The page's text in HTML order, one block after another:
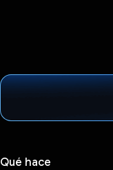
Qué hace